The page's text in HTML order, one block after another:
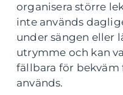
organisera större
inte används
under sängen eller
utrymme och kan
fällbara för
används.